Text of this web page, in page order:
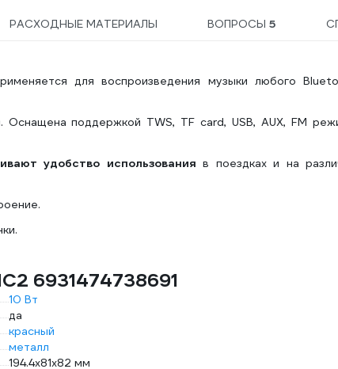
РАСХОДНЫЕ МАТЕРИАЛЫ ВОПРОСЫ5
для воспроизведения музыки любого
Оснащена поддержкой TWS, TF card, USB, AUX, FM
удобство использования в поездках и на
6931474738691
10 Вт
да
красный
металл
194.4x81x82 мм